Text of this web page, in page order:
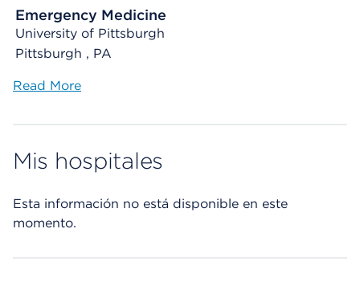
Emergency Medicine
University of Pittsburgh
Pittsburgh , PA
Read More
Mis hospitales
Esta información no está disponible en este
momento.